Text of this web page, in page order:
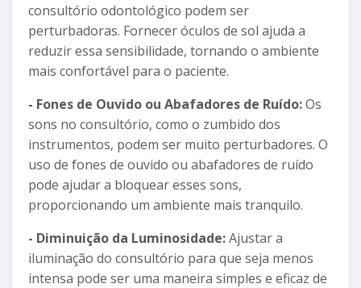
consultório odontológico podem ser
perturbadoras. Fornecer óculos de sol ajuda a
reduzir essa sensibilidade, tornando o ambiente
mais confortável para o paciente.
- Fones de Ouvido ou Abafadores de Ruído:Os
sons no consultório, como o zumbido dos
instrumentos, podem ser muito perturbadores. O
uso de fones de ouvido ou abafadores de ruído
pode ajudar a bloquear esses sons,
proporcionando um ambiente mais tranquilo.
- Diminuição da Luminosidade:Ajustar a
iluminação do consultório para que seja menos
intensa pode ser uma maneira simples e eficaz de